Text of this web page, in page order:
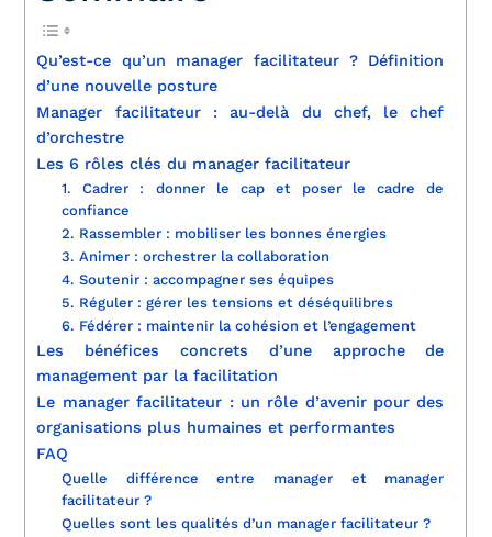
Qu’est-ce qu’un manager facilitateur ? Définition
d’une nouvelle posture
Manager facilitateur : au-delà du chef, le chef
d’orchestre
Les 6 rôles clés du manager facilitateur
1. Cadrer : donner le cap et poser le cadre de
confiance
2. Rassembler : mobiliser les bonnes énergies
3. Animer : orchestrer la collaboration
4. Soutenir : accompagner ses équipes
5. Réguler : gérer les tensions et déséquilibres
6. Fédérer : maintenir la cohésion et l’engagement
Les bénéfices concrets d’une approche de
management par la facilitation
Le manager facilitateur : un rôle d’avenir pour des
organisations plus humaines et performantes
FAQ
Quelle différence entre manager et manager
facilitateur ?
Quelles sont les qualités d’un manager facilitateur ?